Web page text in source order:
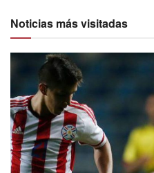
Alternative:
Noticias más visitadas